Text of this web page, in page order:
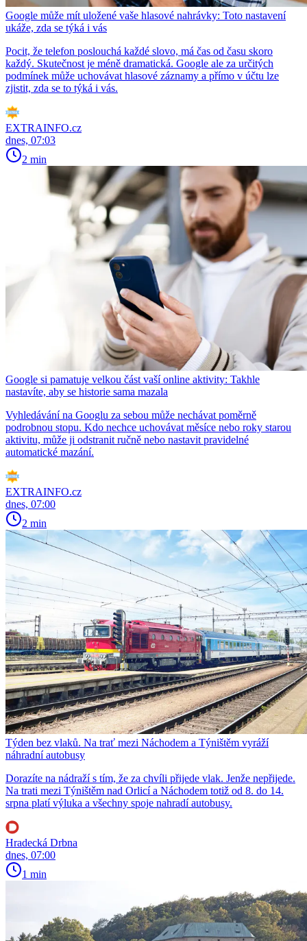
Google může mít uložené vaše hlasové nahrávky: Toto nastavení
ukáže, zda se týká i vás
Pocit, že telefon poslouchá každé slovo, má čas od času skoro
každý. Skutečnost je méně dramatická. Google ale za určitých
podmínek může uchovávat hlasové záznamy a přímo v účtu lze
zjistit, zda se to týká i vás.
EXTRAINFO.cz
dnes, 07:03
2 min
Google si pamatuje velkou část vaší online aktivity: Takhle
nastavíte, aby se historie sama mazala
Vyhledávání na Googlu za sebou může nechávat poměrně
podrobnou stopu. Kdo nechce uchovávat měsíce nebo roky starou
aktivitu, může ji odstranit ručně nebo nastavit pravidelné
automatické mazání.
EXTRAINFO.cz
dnes, 07:00
2 min
Týden bez vlaků. Na trať mezi Náchodem a Týništěm vyráží
náhradní autobusy
Dorazíte na nádraží s tím, že za chvíli přijede vlak. Jenže nepřijede.
Na trati mezi Týništěm nad Orlicí a Náchodem totiž od 8. do 14.
srpna platí výluka a všechny spoje nahradí autobusy.
Hradecká Drbna
dnes, 07:00
1 min